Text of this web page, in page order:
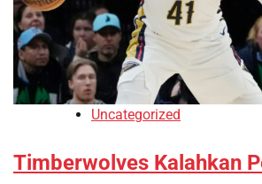
Uncategorized
Timberwolves Kalahkan